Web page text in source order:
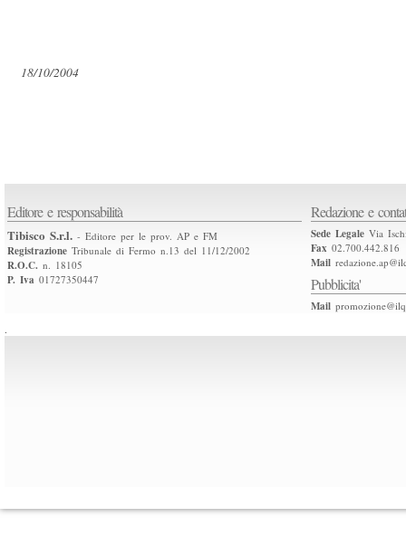
18/10/2004
Editore e responsabilità
Tibisco S.r.l. - Editore per le prov. AP e FM
Registrazione Tribunale di Fermo n.13 del 11/12/2002
R.O.C. n. 18105
P. Iva 01727350447
Redazione e
Sede Legale Via
Fax 02.700.442.816
Mail
Pubblicita'
Mail
.